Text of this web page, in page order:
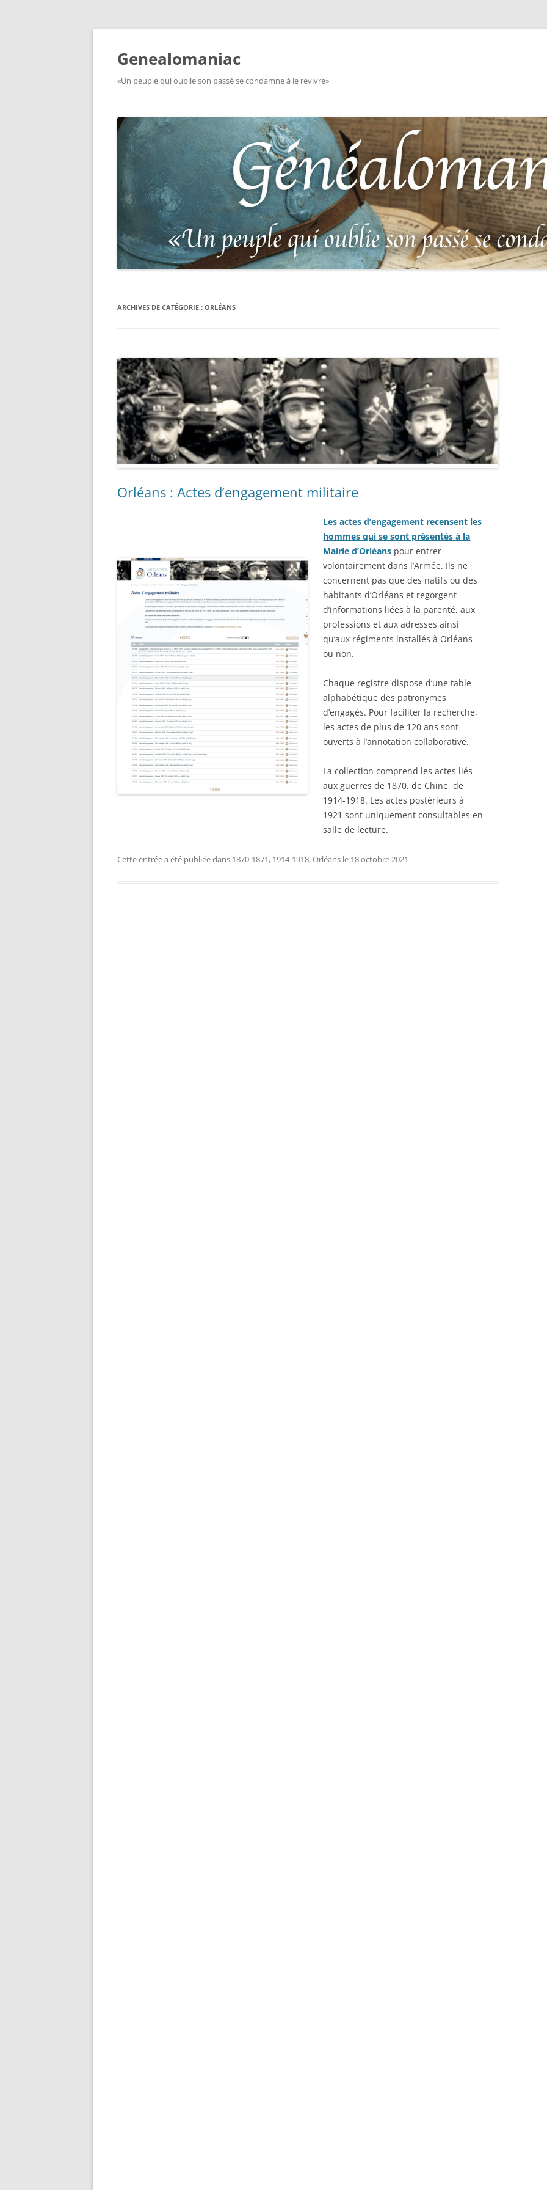
Aller
Genealomaniac
«Un peuple qui oublie son passé se condamne à le revivre»
ARCHIVES DE CATÉGORIE : ORLÉANS
Orléans : Actes d’engagement militaire
Les actes d’engagement recensent les
hommes qui se sont présentés à la
Mairie d’Orléans pour entrer
volontairement dans l’Armée. Ils ne
concernent pas que des natifs ou des
habitants d’Orléans et regorgent
d’informations liées à la parenté, aux
professions et aux adresses ainsi
qu’aux régiments installés à Orléans
ou non.
Chaque registre dispose d’une table
alphabétique des patronymes
d’engagés. Pour faciliter la recherche,
les actes de plus de 120 ans sont
ouverts à l’annotation collaborative.
La collection comprend les actes liés
aux guerres de 1870, de Chine, de
1914-1918. Les actes postérieurs à
1921 sont uniquement consultables en
salle de lecture.
Cette entrée a été publiée dans 1870-1871, 1914-1918,Orléans le 18 octobre 2021 .